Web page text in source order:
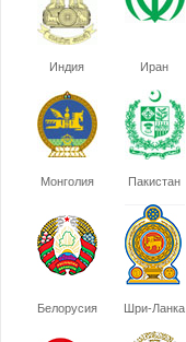
Индия Иран
Монголия Пакистан
Белорусия Шри-Ланка